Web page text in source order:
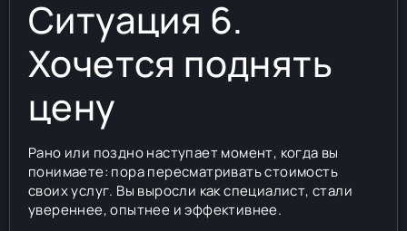
Ситуация 6.
Хочется поднять
цену
Рано или поздно наступает момент, когда вы
понимаете: пора пересматривать стоимость
своих услуг. Вы выросли как специалист, стали
увереннее, опытнее и эффективнее.